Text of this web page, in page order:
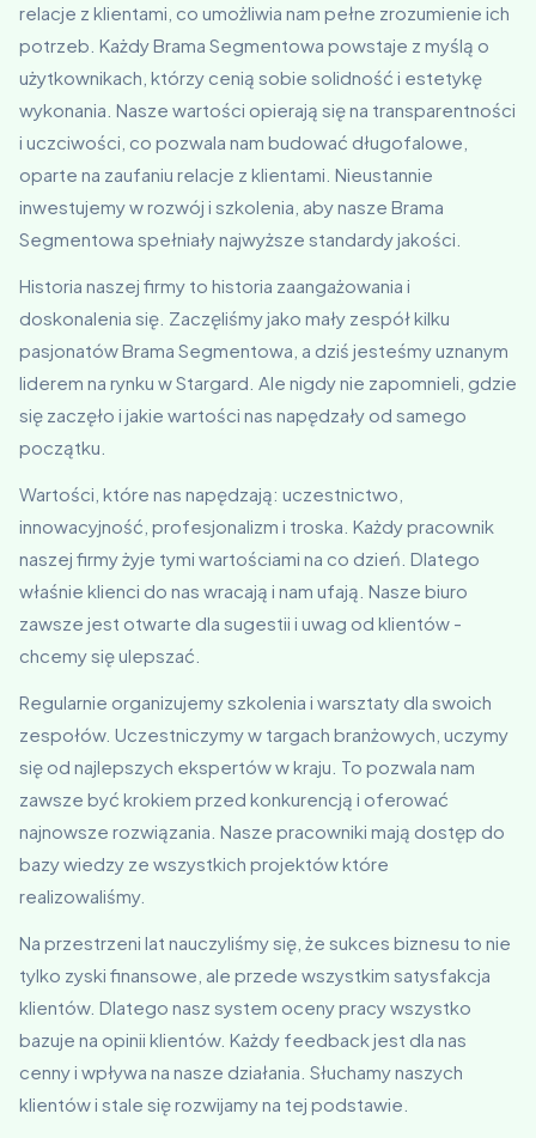
relacje z klientami, co umożliwia nam pełne zrozumienie ich
potrzeb. Każdy Brama Segmentowa powstaje z myślą o
użytkownikach, którzy cenią sobie solidność i estetykę
wykonania. Nasze wartości opierają się na transparentności
i uczciwości, co pozwala nam budować długofalowe,
oparte na zaufaniu relacje z klientami. Nieustannie
inwestujemy w rozwój i szkolenia, aby nasze Brama
Segmentowa spełniały najwyższe standardy jakości.
Historia naszej firmy to historia zaangażowania i
doskonalenia się. Zaczęliśmy jako mały zespół kilku
pasjonatów Brama Segmentowa, a dziś jesteśmy uznanym
liderem na rynku w Stargard. Ale nigdy nie zapomnieli, gdzie
się zaczęło i jakie wartości nas napędzały od samego
początku.
Wartości, które nas napędzają: uczestnictwo,
innowacyjność, profesjonalizm i troska. Każdy pracownik
naszej firmy żyje tymi wartościami na co dzień. Dlatego
właśnie klienci do nas wracają i nam ufają. Nasze biuro
zawsze jest otwarte dla sugestii i uwag od klientów -
chcemy się ulepszać.
Regularnie organizujemy szkolenia i warsztaty dla swoich
zespołów. Uczestniczymy w targach branżowych, uczymy
się od najlepszych ekspertów w kraju. To pozwala nam
zawsze być krokiem przed konkurencją i oferować
najnowsze rozwiązania. Nasze pracowniki mają dostęp do
bazy wiedzy ze wszystkich projektów które
realizowaliśmy.
Na przestrzeni lat nauczyliśmy się, że sukces biznesu to nie
tylko zyski finansowe, ale przede wszystkim satysfakcja
klientów. Dlatego nasz system oceny pracy wszystko
bazuje na opinii klientów. Każdy feedback jest dla nas
cenny i wpływa na nasze działania. Słuchamy naszych
klientów i stale się rozwijamy na tej podstawie.